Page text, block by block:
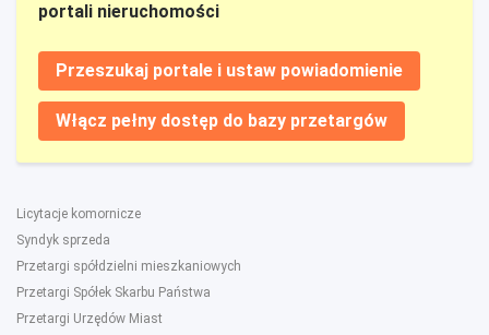
portali nieruchomości
Przeszukaj portale i ustaw powiadomienie
Włącz pełny dostęp do bazy przetargów
Licytacje komornicze
Syndyk sprzeda
Przetargi spółdzielni mieszkaniowych
Przetargi Spółek Skarbu Państwa
Przetargi Urzędów Miast